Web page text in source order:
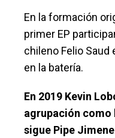
En la formación
primer EP
chileno Felio Saud
en la batería.
En 2019 Kevin
agrupación como
sigue Pipe